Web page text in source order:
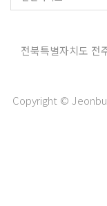
전북특별자치도 전
Copyright ©